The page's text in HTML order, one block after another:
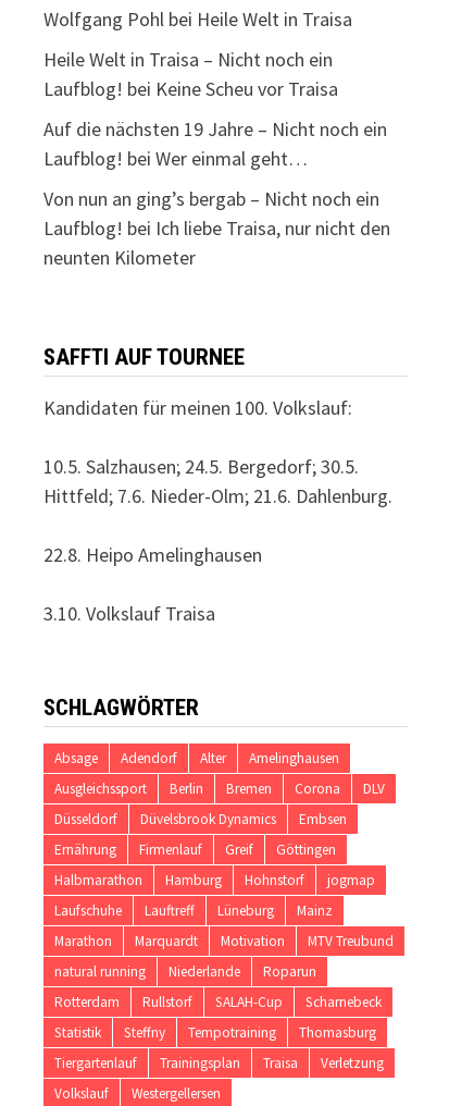
Wolfgang Pohlbei Heile Welt in Traisa
Heile Welt in Traisa – Nicht noch ein
Laufblog! bei Keine Scheu vor Traisa
Auf die nächsten 19 Jahre – Nicht noch ein
Laufblog! bei Wer einmal geht…
Von nun an ging’s bergab – Nicht noch ein
Laufblog! bei Ich liebe Traisa, nur nicht den
neunten Kilometer
SAFFTI AUF TOURNEE
Kandidaten für meinen 100. Volkslauf:
10.5. Salzhausen; 24.5. Bergedorf; 30.5.
Hittfeld; 7.6. Nieder-Olm; 21.6. Dahlenburg.
22.8. Heipo Amelinghausen
3.10. Volkslauf Traisa
SCHLAGWÖRTER
Absage Adendorf Alter
Amelinghausen
Ausgleichssport
Berlin Bremen Corona
DLV
Düsseldorf
Düvelsbrook Dynamics
Embsen
Ernährung
Firmenlauf Greif
Göttingen
Halbmarathon
Hamburg Hohnstorf
jogmap
Laufschuhe
Lauftreff Lüneburg
Mainz
Marathon
Marquardt Motivation
MTV Treubund
natural running
Niederlande
Roparun
Rotterdam
Rullstorf SALAH-Cup
Scharnebeck
Statistik
Steffny Tempotraining
Thomasburg
Tiergartenlauf
Trainingsplan Traisa
Verletzung
Volkslauf
Westergellersen